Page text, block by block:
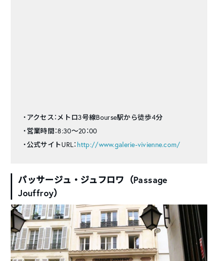
・アクセス：メトロ3号線Bourse駅から徒歩4分
・営業時間：8:30～20：00
・公式サイトURL： http://www.galerie-vivienne.com/
パッサージュ・ジュフロワ（Passage
Jouffroy）